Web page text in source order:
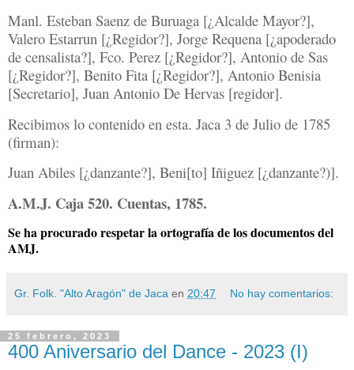
Manl. Esteban Saenz de Buruaga [¿Alcalde Mayor?],
Valero Estarrun [¿Regidor?], Jorge Requena [¿apoderado
de censalista?], Fco. Perez [¿Regidor?], Antonio de Sas
[¿Regidor?], Benito Fita [¿Regidor?], Antonio Benisia
[Secretario], Juan Antonio De Hervas [regidor].
Recibimos lo contenido en esta. Jaca 3 de Julio de 1785
(firman):
Juan Abiles [¿danzante?], Beni[to] Iñiguez [¿danzante?)].
A.M.J. Caja 520. Cuentas, 1785.
Se ha procurado respetar la ortografía de los documentos del
AMJ.
Gr. Folk. "Alto Aragón" de Jaca en 20:47 No hay comentarios:
25 febrero, 2023
400 Aniversario del Dance - 2023 (I)